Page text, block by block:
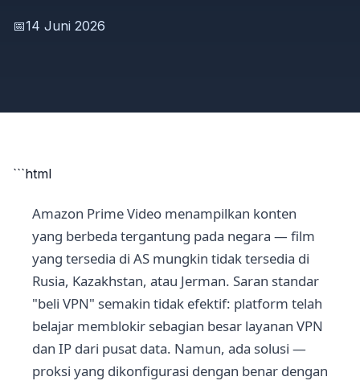
📅14 Juni 2026
```html
Amazon Prime Video menampilkan konten
yang berbeda tergantung pada negara — film
yang tersedia di AS mungkin tidak tersedia di
Rusia, Kazakhstan, atau Jerman. Saran standar
"beli VPN" semakin tidak efektif: platform telah
belajar memblokir sebagian besar layanan VPN
dan IP dari pusat data. Namun, ada solusi —
proksi yang dikonfigurasi dengan benar dengan